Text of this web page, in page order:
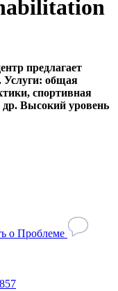
предлагает
Услуги: общая
спортивная
Высокий уровень
о Проблеме